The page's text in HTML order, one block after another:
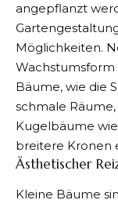
angepflanzt
Möglichkeiten.
Wachstumsform
Bäume, wie die
schmale
Kugelbäume
breitere Kronen
Ästhetischer
Kleine Bäume